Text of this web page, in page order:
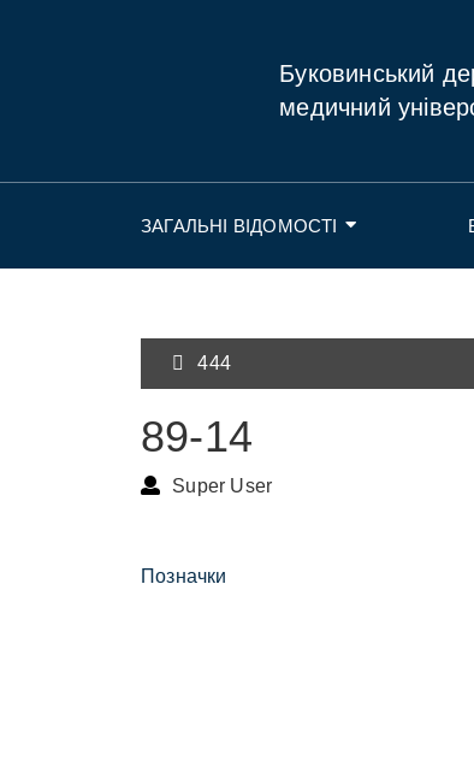
Буковинський
медичний
ЗАГАЛЬНІ ВІДОМОСТІ
444
89-14
Super User
Позначки